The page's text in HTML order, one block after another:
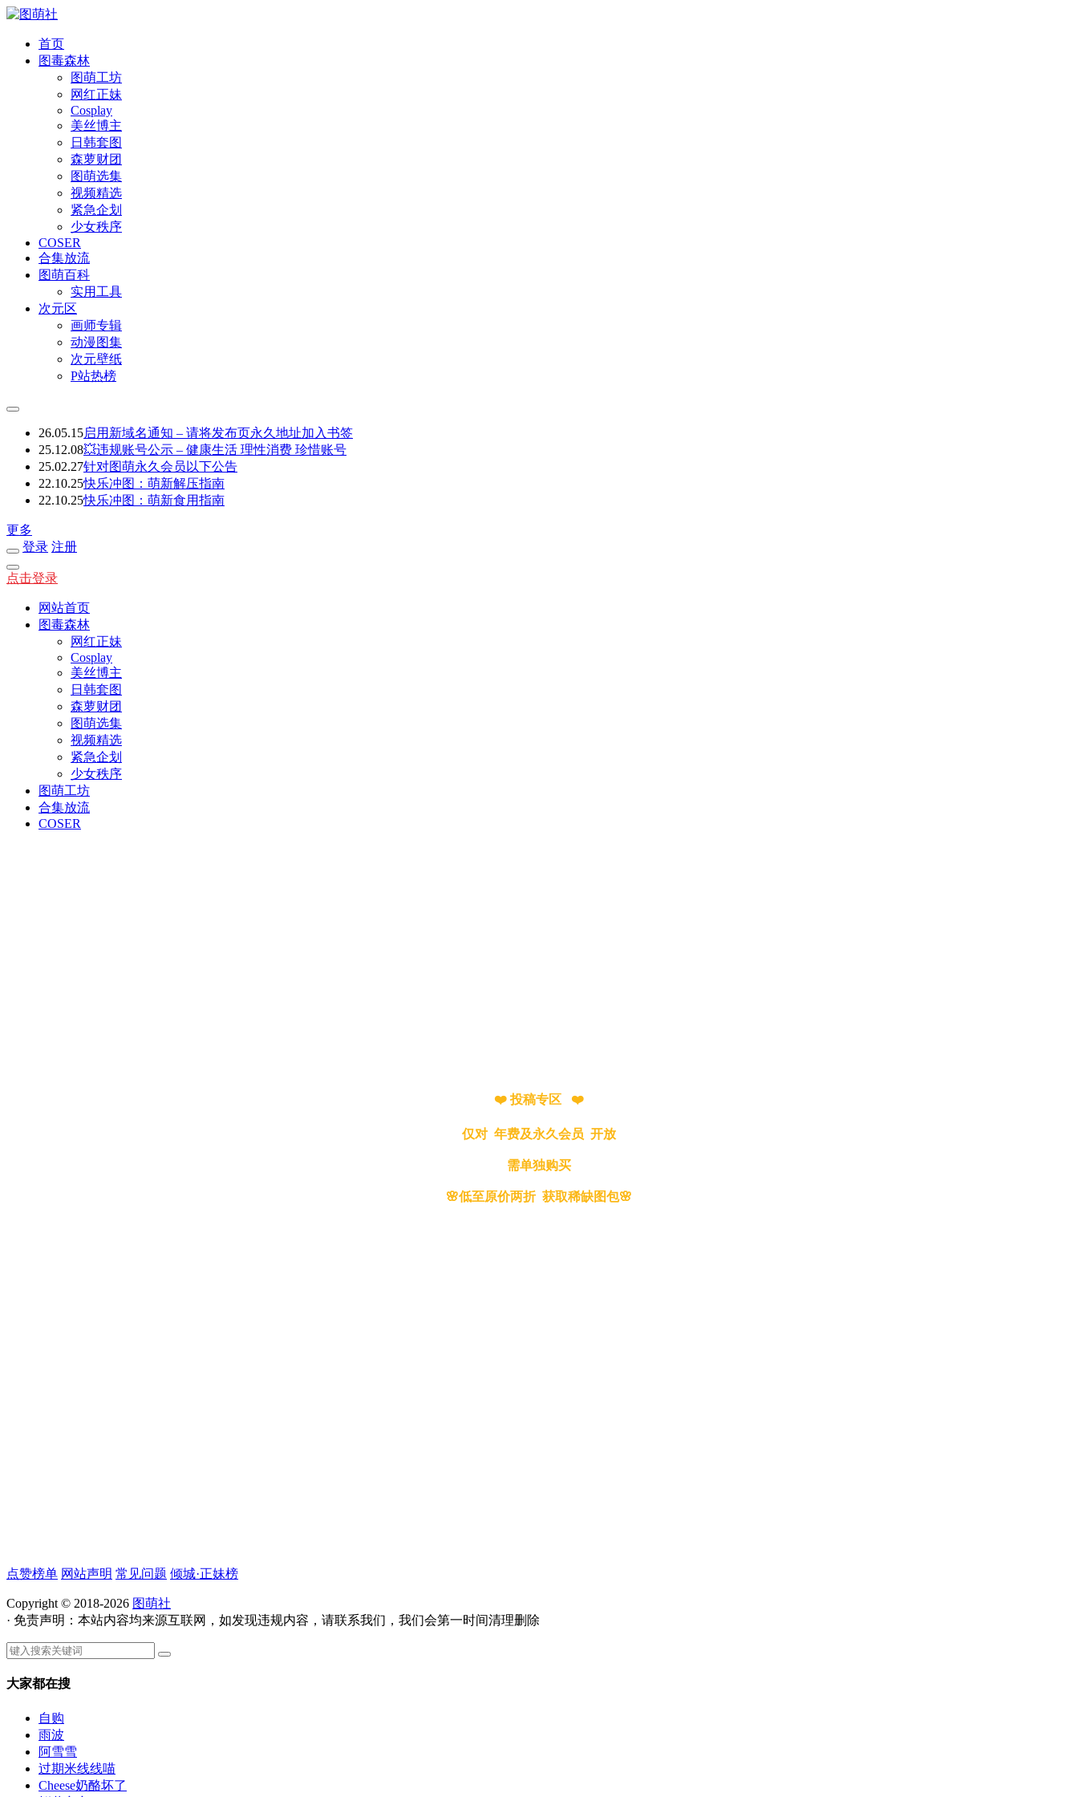
首页
图毒森林
图萌工坊
网红正妹
Cosplay
美丝博主
日韩套图
森萝财团
图萌选集
视频精选
紧急企划
少女秩序
COSER
合集放流
图萌百科
实用工具
次元区
画师专辑
动漫图集
次元壁纸
P站热榜
26.05.15启用新域名通知 – 请将发布页永久地址加入书签
25.12.08💥违规账号公示 – 健康生活 理性消费 珍惜账号
25.02.27针对图萌永久会员以下公告
22.10.25快乐冲图：萌新解压指南
22.10.25快乐冲图：萌新食用指南
更多
登录 注册
点击登录
网站首页
图毒森林
网红正妹
Cosplay
美丝博主
日韩套图
森萝财团
图萌选集
视频精选
紧急企划
少女秩序
图萌工坊
合集放流
COSER
❤️ 投稿专区 ❤️
仅对 年费及永久会员 开放
需单独购买
🌸低至原价两折 获取稀缺图包🌸
点赞榜单 网站声明 常见问题 倾城·正妹榜
Copyright © 2018-2026 图萌社
· 免责声明：本站内容均来源互联网，如发现违规内容，请联系我们，我们会第一时间清理删除
大家都在搜
自购
雨波
阿雪雪
过期米线线喵
Cheese奶酪坏了